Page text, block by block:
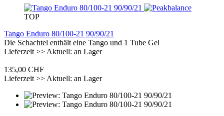
TOP
Tango Enduro 80/100-21 90/90/21
Die Schachtel enthält eine Tango und 1 Tube Gel
Lieferzeit >> Aktuell: an Lager
135,00 CHF
Lieferzeit >> Aktuell: an Lager